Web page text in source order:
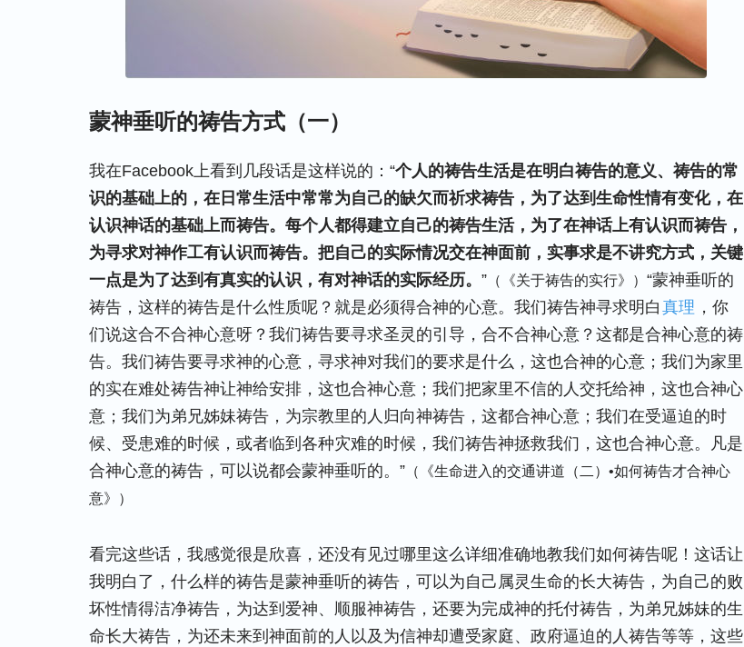
蒙神垂听的祷告方式（一）
我在Facebook上看到几段话是这样说的：“个人的祷告生活是在明白祷告的意义、祷告的常
识的基础上的，在日常生活中常常为自己的缺欠而祈求祷告，为了达到生命性情有变化，在
认识神话的基础上而祷告。每个人都得建立自己的祷告生活，为了在神话上有认识而祷告，
为寻求对神作工有认识而祷告。把自己的实际情况交在神面前，实事求是不讲究方式，关键
一点是为了达到有真实的认识，有对神话的实际经历。 ” （《关于祷告的实行》） “蒙神垂听的
祷告，这样的祷告是什么性质呢？就是必须得合神的心意。我们祷告神寻求明白 真理 ，你
们说这合不合神心意呀？我们祷告要寻求圣灵的引导，合不合神心意？这都是合神心意的祷
告。我们祷告要寻求神的心意，寻求神对我们的要求是什么，这也合神的心意；我们为家里
的实在难处祷告神让神给安排，这也合神心意；我们把家里不信的人交托给神，这也合神心
意；我们为弟兄姊妹祷告，为宗教里的人归向神祷告，这都合神心意；我们在受逼迫的时
候、受患难的时候，或者临到各种灾难的时候，我们祷告神拯救我们，这也合神心意。凡是
合神心意的祷告，可以说都会蒙神垂听的。” （《生命进入的交通讲道（二）•如何祷告才合神心
意》）
看完这些话，我感觉很是欣喜，还没有见过哪里这么详细准确地教我们如何祷告呢！这话让
我明白了，什么样的祷告是蒙神垂听的祷告，可以为自己属灵生命的长大祷告，为自己的败
坏性情得洁净祷告，为达到爱神、顺服神祷告，还要为完成神的托付祷告，为弟兄姊妹的生
命长大祷告，为还未来到神面前的人以及为信神却遭受家庭、政府逼迫的人祷告等等，这些